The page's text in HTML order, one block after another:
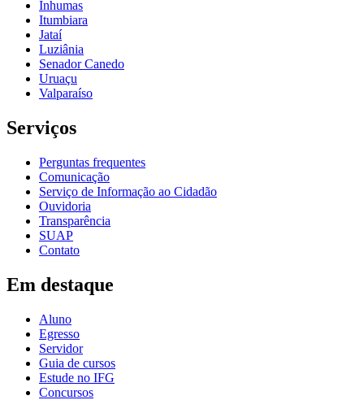
Inhumas
Itumbiara
Jataí
Luziânia
Senador Canedo
Uruaçu
Valparaíso
Serviços
Perguntas frequentes
Comunicação
Serviço de Informação ao Cidadão
Ouvidoria
Transparência
SUAP
Contato
Em destaque
Aluno
Egresso
Servidor
Guia de cursos
Estude no IFG
Concursos